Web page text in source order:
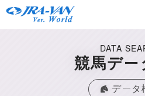
DATA
競馬デー
データ